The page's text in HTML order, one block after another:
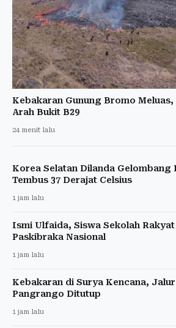
Kebakaran Gunung Bromo
Arah Bukit B29
24 menit lalu
Korea Selatan Dilanda Gelombang
Tembus 37 Derajat Celsius
1 jam lalu
Ismi Ulfaida, Siswa Sekolah
Paskibraka Nasional
1 jam lalu
Kebakaran di Surya Kencana,
Pangrango Ditutup
1 jam lalu